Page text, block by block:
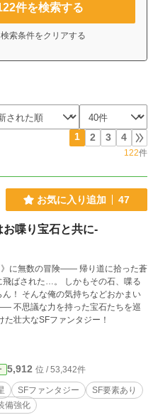
件を検索する
索条件をクリアする
1 2 3 4
122件
お気に入り追加 47
喋り宝石と共に-
険—— 帰り道に拾った蒼
しかもその石、喋る
かまい
巡
壮大なSFファンタジー！
5,912 位 / 53,342件
SFファンタジー
SF要素あり
備強化